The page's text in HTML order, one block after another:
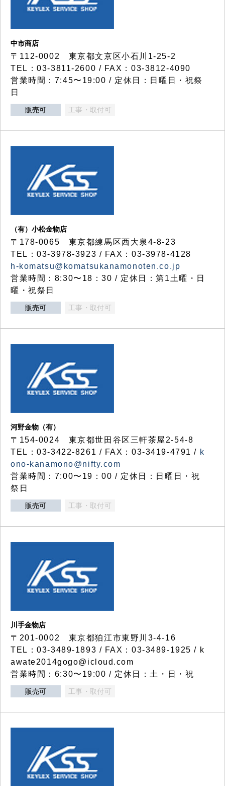
中市商店
〒112-0002 東京都文京区小石川1-25-2
TEL：03-3811-2600 / FAX：03-3812-4090
営業時間：7:45〜19:00 / 定休日：日曜日・祝祭
日
販売可 工事・取付可
（有）小松金物店
〒178-0065 東京都練馬区西大泉4-8-23
TEL：03-3978-3923 / FAX：03-3978-4128
h-komatsu@komatsukanamonoten.co.jp
営業時間：8:30〜18：30 / 定休日：第1土曜・日
曜・祝祭日
販売可 工事・取付可
河野金物（有）
〒154-0024 東京都世田谷区三軒茶屋2-54-8
TEL：03-3422-8261 / FAX：03-3419-4791 / k
ono-kanamono@nifty.com
営業時間：7:00〜19：00 / 定休日：日曜日・祝
祭日
販売可 工事・取付可
川手金物店
〒201-0002 東京都狛江市東野川3-4-16
TEL：03-3489-1893 / FAX：03-3489-1925 / k
awate2014gogo@icloud.com
営業時間：6:30〜19:00 / 定休日：土・日・祝
販売可 工事・取付可